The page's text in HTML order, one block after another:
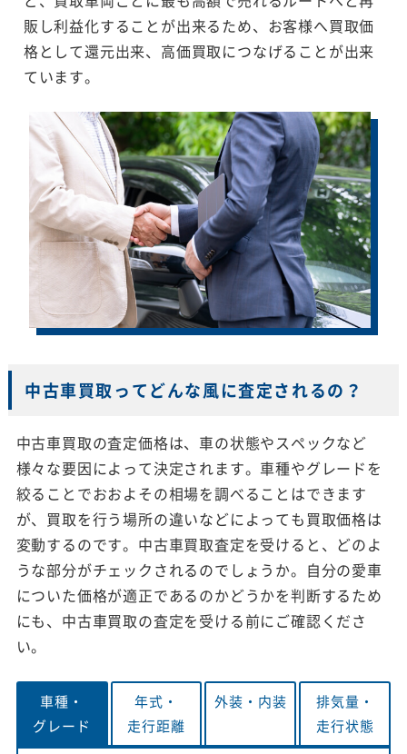
販し利益化することが出来るため、お客様へ買取価
格として還元出来、高価買取につなげることが出来
ています。
中古車買取ってどんな風に査定されるの？
中古車買取の査定価格は、車の状態やスペックなど
様々な要因によって決定されます。車種やグレードを
絞ることでおおよその相場を調べることはできます
が、買取を行う場所の違いなどによっても買取価格は
変動するのです。中古車買取査定を受けると、どのよ
うな部分がチェックされるのでしょうか。自分の愛車
についた価格が適正であるのかどうかを判断するため
にも、中古車買取の査定を受ける前にご確認くださ
い。
車種・
グレード
年式・
走行距離
外装・ 内装
排気量・
走行状態